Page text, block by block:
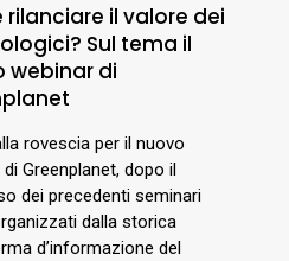
rilanciare il valore dei
Sul tema il
webinar di
rovescia per il nuovo
Greenplanet, dopo il
dei precedenti seminari
dalla storica
d’informazione del